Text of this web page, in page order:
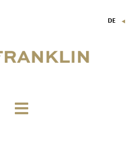
DE ▼